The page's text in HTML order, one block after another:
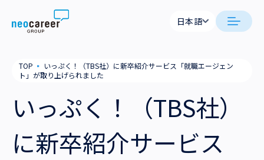
Skip to content
neocareer について
私たちの考え方
就労支援
日本語
TOP ▪ いっぷく！（TBS社）に新卒紹介サービス「就職エージェン
ト」が取り上げられました
いっぷく！（TBS社）
に新卒紹介サービス